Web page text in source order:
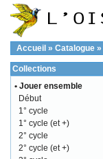
Accueil » Catalogue »
Collections
• Jouer ensemble
Début
1° cycle
1° cycle (et +)
2° cycle
2° cycle (et +)